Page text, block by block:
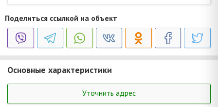
Поделиться ссылкой на объект
Основные характеристики
Уточнить адрес